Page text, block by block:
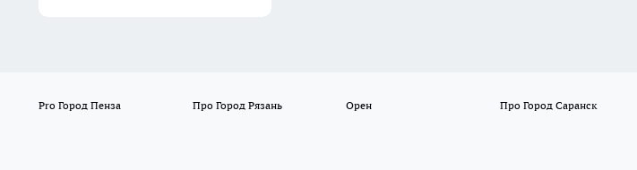
Pro Город Пенза Про Город Рязань Орен Про Город Саранск